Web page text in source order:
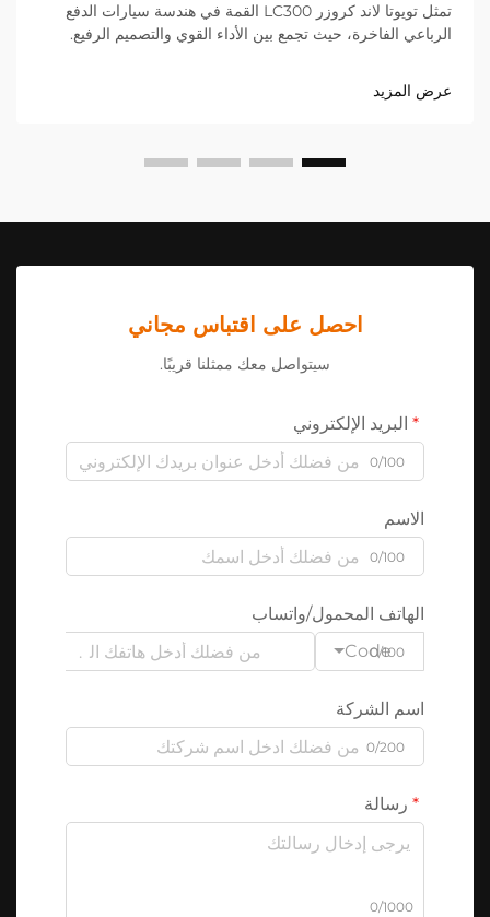
تمثل تويوتا لاند كروزر LC300 القمة في هندسة سيارات الدفع
الرباعي الفاخرة، حيث تجمع بين الأداء القوي والتصميم الرفيع.
الغيار بعد البيع مجموعة واسعة من...
عرض المزيد
احصل على اقتباس مجاني
سيتواصل معك ممثلنا قريبًا.
البريد الإلكتروني
0/100
الاسم
0/100
الهاتف المحمول/واتساب
Code
0/100
اسم الشركة
0/200
رسالة
0/1000